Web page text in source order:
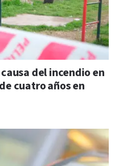
del incendio en
cuatro años en